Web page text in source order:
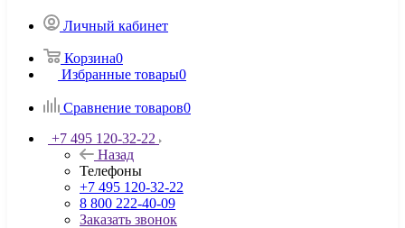
Личный кабинет
Корзина0
Избранные товары0
Сравнение товаров0
+7 495 120-32-22
Назад
Телефоны
+7 495 120-32-22
8 800 222-40-09
Заказать звонок